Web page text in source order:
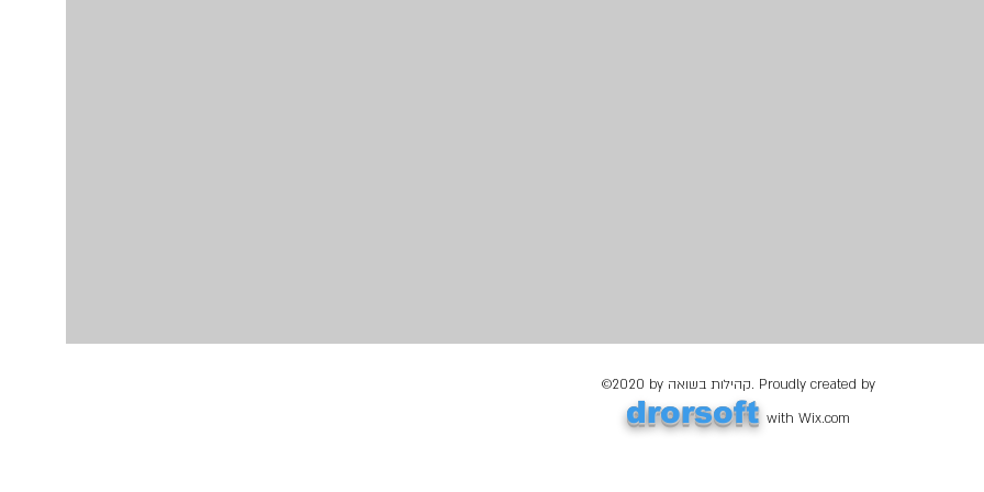
©2020 by קהילות בשואה. Proudly created by
drorsoft with Wix.com